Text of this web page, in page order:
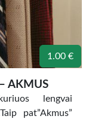
1.00 €
AKMUS
lengvai
pat”Akmus”